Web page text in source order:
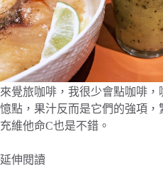
來覺旅咖啡，我很少會點咖啡
憶點，果汁反而是它們的強項
充維他命C也是不錯。
延伸閱讀